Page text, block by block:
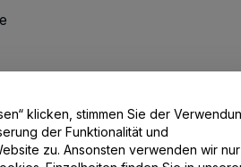
klicken, stimmen Sie der
der Funktionalität und
wir nur